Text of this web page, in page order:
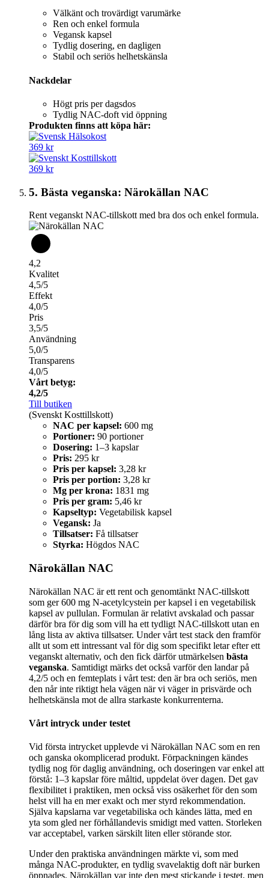
Välkänt och trovärdigt varumärke
Ren och enkel formula
Vegansk kapsel
Tydlig dosering, en dagligen
Stabil och seriös helhetskänsla
Nackdelar
Högt pris per dagsdos
Tydlig NAC-doft vid öppning
Produkten finns att köpa här:
369 kr
369 kr
5. Bästa veganska: Närokällan NAC
Rent veganskt NAC-tillskott med bra dos och enkel formula.
4,2
Kvalitet
4,5/5
Effekt
4,0/5
Pris
3,5/5
Användning
5,0/5
Transparens
4,0/5
Vårt betyg:
4,2/5
Till butiken
(Svenskt Kosttillskott)
NAC per kapsel: 600 mg
Portioner: 90 portioner
Dosering: 1–3 kapslar
Pris: 295 kr
Pris per kapsel: 3,28 kr
Pris per portion: 3,28 kr
Mg per krona: 1831 mg
Pris per gram: 5,46 kr
Kapseltyp: Vegetabilisk kapsel
Vegansk: Ja
Tillsatser: Få tillsatser
Styrka: Högdos NAC
Närokällan NAC
Närokällan NAC är ett rent och genomtänkt NAC-tillskott
som ger 600 mg N-acetylcystein per kapsel i en vegetabilisk
kapsel av pullulan. Formulan är relativt avskalad och passar
därför bra för dig som vill ha ett tydligt NAC-tillskott utan en
lång lista av aktiva tillsatser. Under vårt test stack den framför
allt ut som ett intressant val för dig som specifikt letar efter ett
veganskt alternativ, och den fick därför utmärkelsen bästa
veganska. Samtidigt märks det också varför den landar på
4,2/5 och en femteplats i vårt test: den är bra och seriös, men
den når inte riktigt hela vägen när vi väger in prisvärde och
helhetskänsla mot de allra starkaste konkurrenterna.
Vårt intryck under testet
Vid första intrycket upplevde vi Närokällan NAC som en ren
och ganska okomplicerad produkt. Förpackningen kändes
tydlig nog för daglig användning, och doseringen var enkel att
förstå: 1–3 kapslar före måltid, uppdelat över dagen. Det gav
flexibilitet i praktiken, men också viss osäkerhet för den som
helst vill ha en mer exakt och mer styrd rekommendation.
Själva kapslarna var vegetabiliska och kändes lätta, med en
yta som gled ner förhållandevis smidigt med vatten. Storleken
var acceptabel, varken särskilt liten eller störande stor.
Under den praktiska användningen märkte vi, som med
många NAC-produkter, en tydlig svavelaktig doft när burken
öppnades. Närokällan var inte den mest stickande i testet, men